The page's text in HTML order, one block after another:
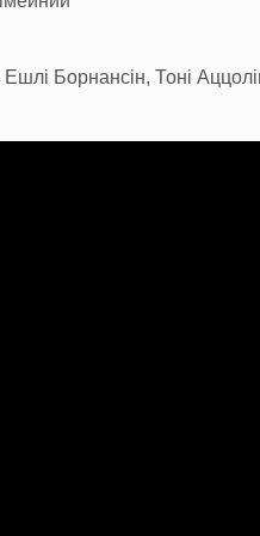
Борнансін, Тоні